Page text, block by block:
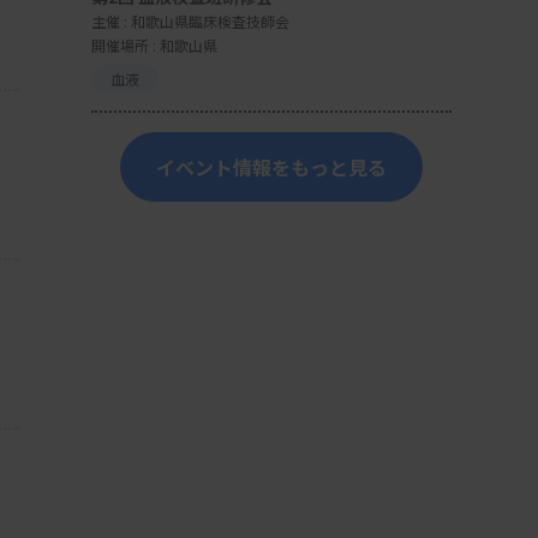
主催 : 和歌山県臨床検査技師会
開催場所 : 和歌山県
血液
イベント情報をもっと見る